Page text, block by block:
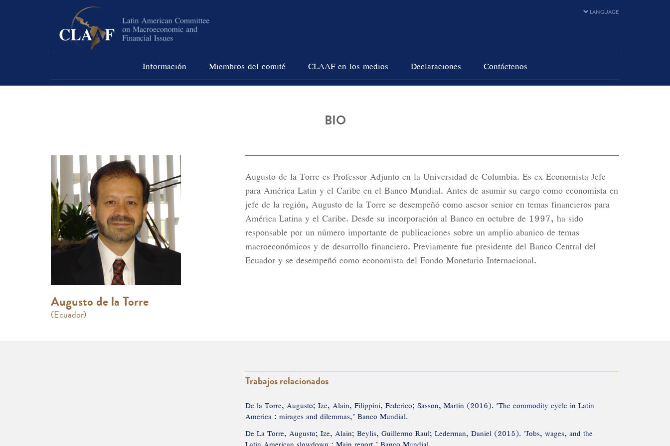
LANGUAGE
Información Miembros del comité CLAAF en los medios Declaraciones Contáctenos
BIO
Augusto de la Torre
(Ecuador)
Augusto de la Torre es Professor Adjunto en la Universidad de Columbia. Es ex Economista Jefe
para América Latin y el Caribe en el Banco Mundial. Antes de asumir su cargo como economista en
jefe de la región, Augusto de la Torre se desempeñó como asesor senior en temas financieros para
América Latina y el Caribe. Desde su incorporación al Banco en octubre de 1997, ha sido
responsable por un número importante de publicaciones sobre un amplio abanico de temas
macroeconómicos y de desarrollo financiero. Previamente fue presidente del Banco Central del
Ecuador y se desempeñó como economista del Fondo Monetario Internacional.
Trabajos relacionados
De la Torre, Augusto; Ize, Alain, Filippini, Federico; Sasson, Martin (2016). "The commodity cycle in Latin
America : mirages and dilemmas," Banco Mundial.
De La Torre, Augusto; Ize, Alain; Beylis, Guillermo Raul; Lederman, Daniel (2015). "Jobs, wages, and the